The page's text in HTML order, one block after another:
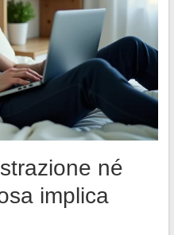
né
implica